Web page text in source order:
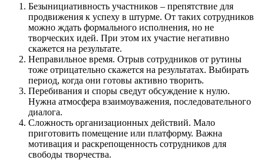
Безынициативность участников – препятствие для
продвижения к успеху в штурме. От таких сотрудников
можно ждать формального исполнения, но не
творческих идей. При этом их участие негативно
скажется на результате.
Неправильное время. Отрыв сотрудников от рутины
тоже отрицательно скажется на результатах. Выбирать
период, когда они готовы активно творить.
Перебивания и споры сведут обсуждение к нулю.
Нужна атмосфера взаимоуважения, последовательного
диалога.
Сложность организационных действий. Мало
приготовить помещение или платформу. Важна
мотивация и раскрепощенность сотрудников для
свободы творчества.